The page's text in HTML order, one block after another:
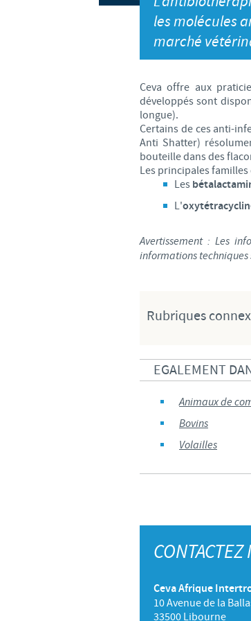
les molécules
marché
Ceva offre aux
développés sont
longue).
Certains de ces anti-
Anti Shatter)
bouteille dans des
Les principales
Les
L'
Avertissement : Les
informations techniques
Rubriques
EGALEMENT
Animaux de
Bovins
Volailles
Ceva Afrique
10 Avenue de la
33500 Libourne